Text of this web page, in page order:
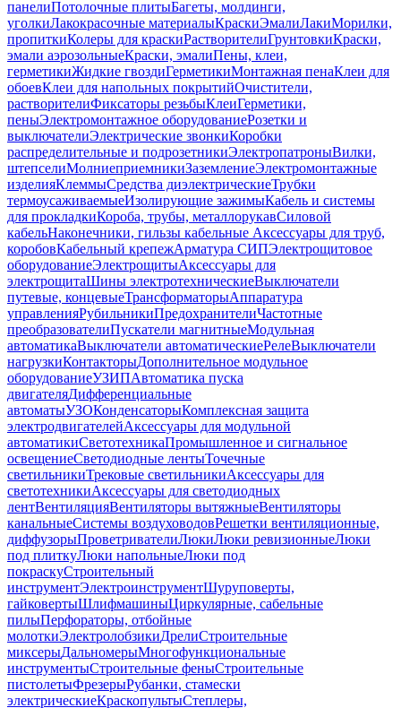
панелиПотолочные плитыБагеты, молдинги,
уголкиЛакокрасочные материалыКраскиЭмалиЛакиМорилки,
пропиткиКолеры для краскиРастворителиГрунтовкиКраски,
эмали аэрозольныеКраски, эмалиПены, клеи,
герметикиЖидкие гвоздиГерметикиМонтажная пенаКлеи для
обоевКлеи для напольных покрытийОчистители,
растворителиФиксаторы резьбыКлеиГерметики,
пеныЭлектромонтажное оборудованиеРозетки и
выключателиЭлектрические звонкиКоробки
распределительные и подрозетникиЭлектропатроныВилки,
штепселиМолниеприемникиЗаземлениеЭлектромонтажные
изделияКлеммыСредства диэлектрическиеТрубки
термоусаживаемыеИзолирующие зажимыКабель и системы
для прокладкиКороба, трубы, металлорукавСиловой
кабельНаконечники, гильзы кабельные Аксессуары для труб,
коробовКабельный крепежАрматура СИПЭлектрощитовое
оборудованиеЭлектрощитыАксессуары для
электрощитаШины электротехническиеВыключатели
путевые, концевыеТрансформаторыАппаратура
управленияРубильникиПредохранителиЧастотные
преобразователиПускатели магнитныеМодульная
автоматикаВыключатели автоматическиеРелеВыключатели
нагрузкиКонтакторыДополнительное модульное
оборудованиеУЗИПАвтоматика пуска
двигателяДифференциальные
автоматыУЗОКонденсаторыКомплексная защита
электродвигателейАксессуары для модульной
автоматикиСветотехникаПромышленное и сигнальное
освещениеСветодиодные лентыТочечные
светильникиТрековые светильникиАксессуары для
светотехникиАксессуары для светодиодных
лентВентиляцияВентиляторы вытяжныеВентиляторы
канальныеСистемы воздуховодовРешетки вентиляционные,
диффузорыПроветривателиЛюкиЛюки ревизионныеЛюки
под плиткуЛюки напольныеЛюки под
покраскуСтроительный
инструментЭлектроинструментШуруповерты,
гайковертыШлифмашиныЦиркулярные, сабельные
пилыПерфораторы, отбойные
молоткиЭлектролобзикиДрелиСтроительные
миксерыДальномерыМногофункциональные
инструментыСтроительные феныСтроительные
пистолетыФрезерыРубанки, стамески
электрическиеКраскопультыСтеплеры,